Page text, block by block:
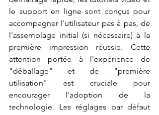
le support en ligne sont conçus pour
accompagner l'utilisateur pas à pas, de
l'assemblage initial (si nécessaire) à la
première impression réussie. Cette
attention portée à l'expérience de
"déballage" et de "première
utilisation" est cruciale pour
encourager l'adoption de la
technologie. Les réglages par défaut